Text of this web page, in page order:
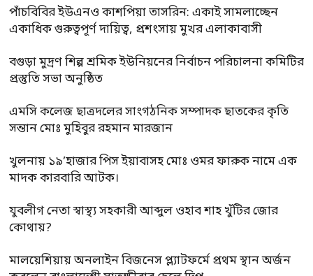
পাঁচবিবির ইউএনও কাশপিয়া তাসরিন: একাই সামলাচ্ছেন
একাধিক গুরুত্বপূর্ণ দায়িত্ব, প্রশংসায় মুখর এলাকাবাসী
বগুড়া মুদ্রণ শিল্প শ্রমিক ইউনিয়নের নির্বাচন পরিচালনা কমিটির
প্রস্তুতি সভা অনুষ্ঠিত
এমসি কলেজ ছাত্রদলের সাংগঠনিক সম্পাদক ছাতকের কৃতি
সন্তান মোঃ মুহিবুর রহমান মারজান
খুলনায় ১৯’হাজার পিস ইয়াবাসহ মোঃ ওমর ফারুক নামে এক
মাদক কারবারি আটক।
যুবলীগ নেতা স্বাস্থ্য সহকারী আব্দুল ওহাব শাহ খুঁটির জোর
কোথায়?
মালয়েশিয়ায় অনলাইন বিজনেস প্ল্যাটফর্মে প্রথম স্থান অর্জন